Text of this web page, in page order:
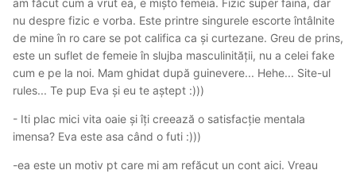
am făcut cum a vrut ea, e mișto femeia. Fizic super faina, dar
nu despre fizic e vorba. Este printre singurele escorte întâlnite
de mine în ro care se pot califica ca și curtezane. Greu de prins,
este un suflet de femeie în slujba masculinității, nu a celei fake
cum e pe la noi. Mam ghidat după guinevere... Hehe... Site-ul
rules... Te pup Eva și eu te aștept :)))
- Iti plac mici vita oaie și îți creează o satisfacție mentala
imensa? Eva este asa când o futi :)))
-ea este un motiv pt care mi am refăcut un cont aici. Vreau